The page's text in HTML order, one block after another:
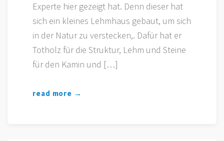
Experte hier gezeigt hat. Denn dieser hat
sich ein kleines Lehmhaus gebaut, um sich
in der Natur zu verstecken,. Dafür hat er
Totholz für die Struktur, Lehm und Steine ​​
für den Kamin und […]
read more →